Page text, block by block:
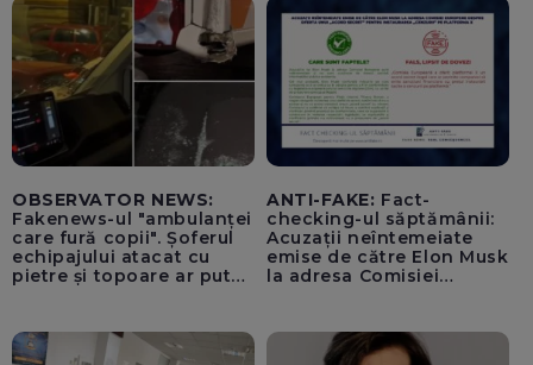
OBSERVATOR NEWS:
Fakenews-ul "ambulanței
care fură copii". Șoferul
echipajului atacat cu
pietre și topoare ar putea
ANTI-FAKE: Fact-
checking-ul săptămânii:
Acuzații neîntemeiate
emise de către Elon Musk
la adresa Comisiei
pentru instaurarea
„cenzurii” pe platforma X